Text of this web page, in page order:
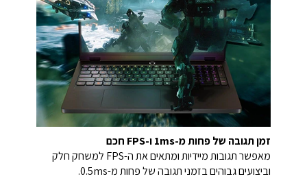
זמן תגובה של פחות מ-1ms ו-FPS חכם
מאפשר תגובות מיידיות ומתאים את ה-FPS למשחק חלק
וביצועים גבוהים בזמני תגובה של פחות מ-0.5ms.